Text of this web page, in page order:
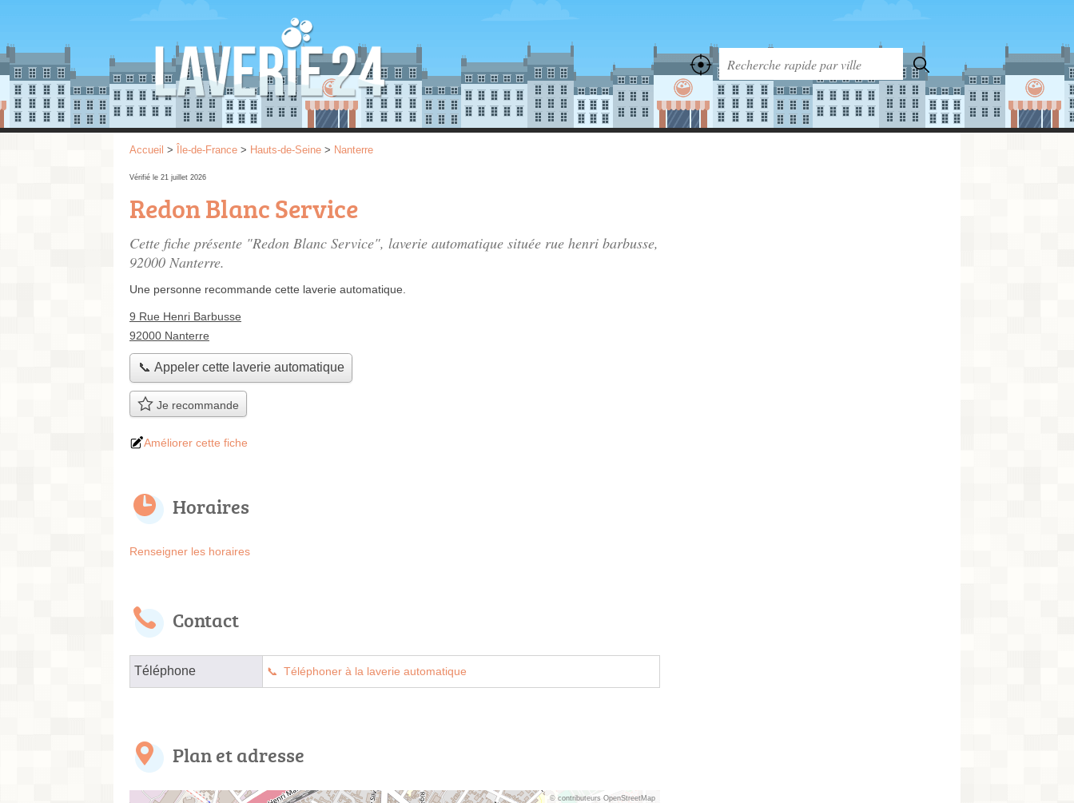
Accueil > Île-de-France > Hauts-de-Seine > Nanterre
Vérifié le 21 juillet 2026
Redon Blanc Service
Cette fiche présente "Redon Blanc Service", laverie automatique située rue henri barbusse,
92000 Nanterre.
Une personne recommande cette laverie automatique.
9 Rue Henri Barbusse
92000 Nanterre
📞 Appeler cette laverie automatique
Je recommande
Améliorer cette fiche
Horaires
Renseigner les horaires
Contact
Téléphone Téléphoner à la laverie automatique
Plan et adresse
© contributeurs OpenStreetMap